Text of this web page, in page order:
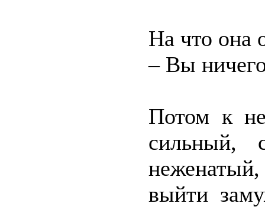
На что она
– Вы
Потом к
сильный,
выйти